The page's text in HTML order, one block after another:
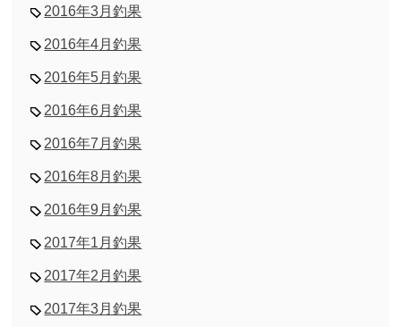
2016年3月釣果
2016年4月釣果
2016年5月釣果
2016年6月釣果
2016年7月釣果
2016年8月釣果
2016年9月釣果
2017年1月釣果
2017年2月釣果
2017年3月釣果